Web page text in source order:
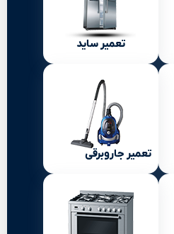
تعمیر ساید
تعمیر جاروبرقی